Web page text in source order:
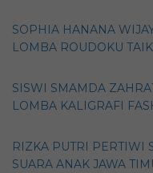
SOPHIA HANANA
LOMBA ROUDOKU
SISWI SMAMDA
LOMBA KALIGRAFI
RIZKA PUTRI PERTIWI
SUARA ANAK JAWA